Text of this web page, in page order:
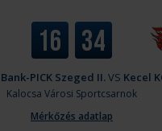
16 34
PICK Szeged II.VS Kecel
Kalocsa Városi Sportcsarnok
Mérkőzés adatlap